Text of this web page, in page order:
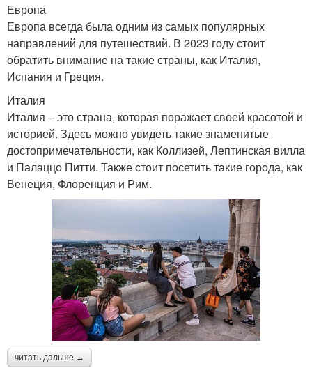
Европа
Европа всегда была одним из самых популярных
направлений для путешествий. В 2023 году стоит
обратить внимание на такие страны, как Италия,
Испания и Греция.
Италия
Италия – это страна, которая поражает своей красотой и
историей. Здесь можно увидеть такие знаменитые
достопримечательности, как Коллизей, Лептинская вилла
и Палаццо Питти. Также стоит посетить такие города, как
Венеция, Флоренция и Рим.
читать дальше →